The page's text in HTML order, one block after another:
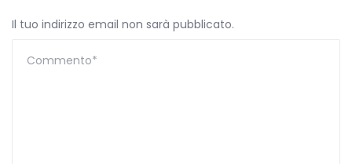
Il tuo indirizzo email non sarà pubblicato.